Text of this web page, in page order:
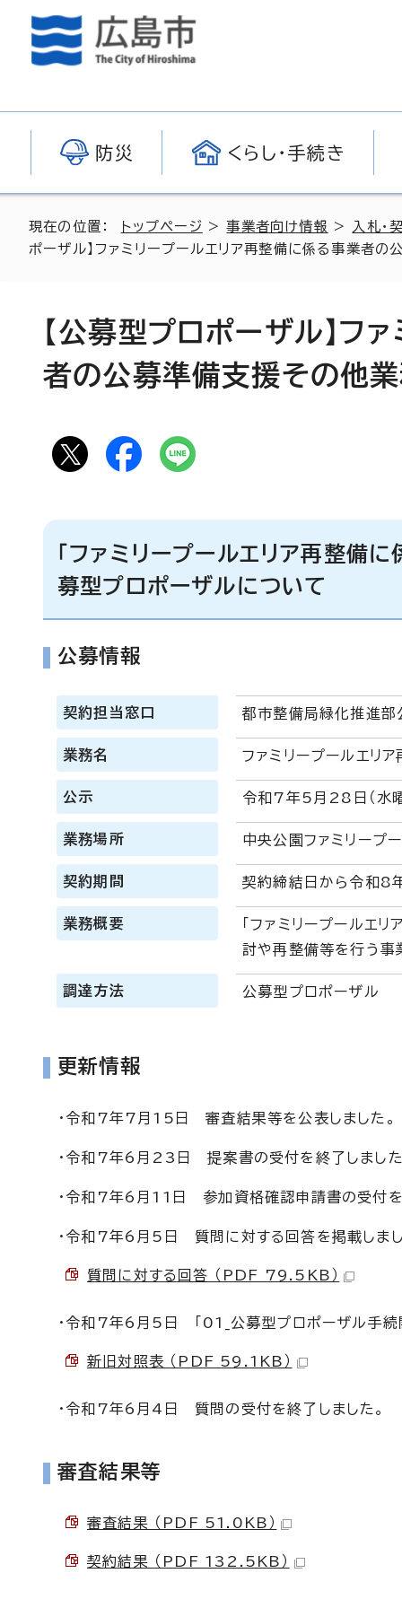
防災 くらし・手続き
現在の位置： トップページ >事業者向け情報 >
入札・
ポーザル】ファミリープールエリア再整備に係る事業者の
【公募型プロポーザル】フ
者の公募準備支援その他
「ファミリープールエリア再整備
募型プロポーザルについて
公募情報
契約担当窓口 都市整備局緑化推進
業務名 ファミリープールエリ
公示 令和7年5月28日（水
業務場所 中央公園ファミリープ
契約期間 契約締結日から令和8
業務概要
「ファミリープールエ
討や再整備等を行う事
調達方法 公募型プロポーザル
更新情報
・令和7年7月15日 審査結果等を公表しました。
・令和7年6月23日 提案書の受付を終了しました
・令和7年6月11日 参加資格確認申請書の受付を
・令和7年6月5日 質問に対する回答を掲載しまし
質問に対する回答 （PDF 79.5KB）
・令和7年6月5日 「01_公募型プロポーザル手続
新旧対照表 （PDF 59.1KB）
・令和7年6月4日 質問の受付を終了しました。
審査結果等
審査結果 （PDF 51.0KB）
契約結果 （PDF 132.5KB）